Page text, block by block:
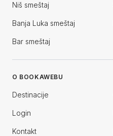
Niš smeštaj
Banja Luka smeštaj
Bar smeštaj
O BOOKAWEBU
Destinacije
Login
Kontakt